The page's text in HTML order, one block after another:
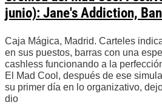
junio): Jane's Addiction,
Caja Mágica, Madrid. Carteles
en sus puestos, barras con una
cashless funcionando a la
El Mad Cool, después de ese
su primer día en lo organizativo,
dio